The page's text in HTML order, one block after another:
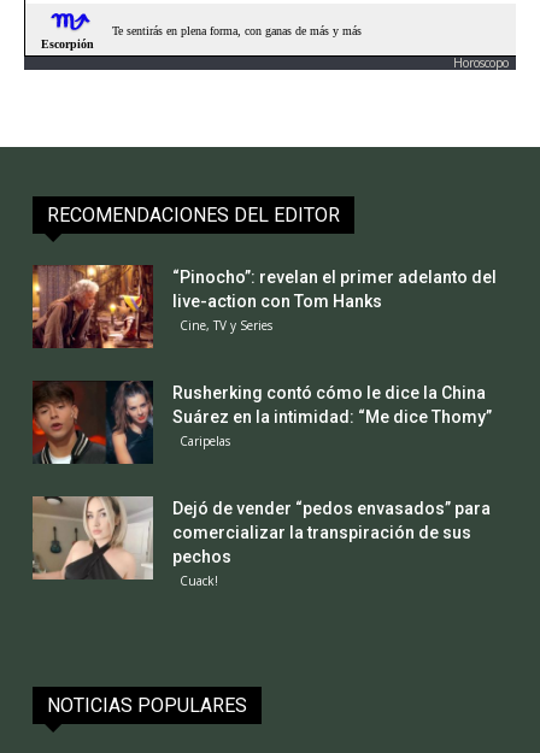
Horoscopo
RECOMENDACIONES DEL EDITOR
“Pinocho”: revelan el primer adelanto del
live-action con Tom Hanks
Cine, TV y Series
Rusherking contó cómo le dice la China
Suárez en la intimidad: “Me dice Thomy”
Caripelas
Dejó de vender “pedos envasados” para
comercializar la transpiración de sus
pechos
Cuack!
NOTICIAS POPULARES